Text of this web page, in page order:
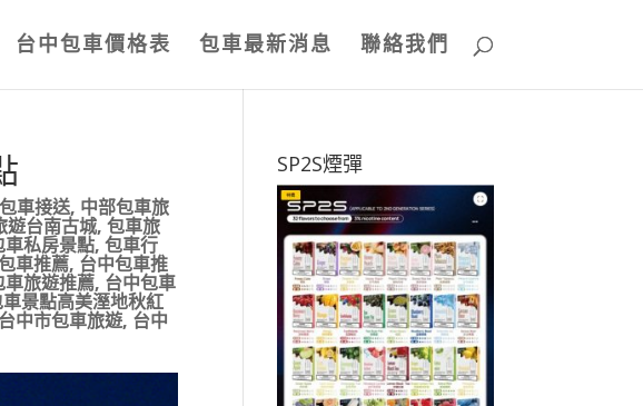
台中包車價格表 包車最新消息 聯絡我們
車接送, 中部包車旅
遊台南古城,包車旅
車私房景點,包車行
車推薦, 台中包車推
車旅遊推薦, 台中包車
景點高美溼地秋紅
台中市包車旅遊, 台中
SP2S煙彈